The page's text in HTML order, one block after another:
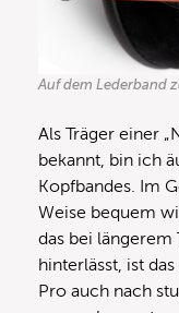
Auf dem Lederband
Als Träger einer
bekannt, bin ich
Kopfbandes. Im
Weise bequem
das bei längerem
hinterlässt, ist
Pro auch nach